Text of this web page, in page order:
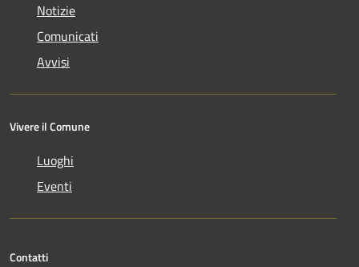
Notizie
Comunicati
Avvisi
Vivere il Comune
Luoghi
Eventi
Contatti